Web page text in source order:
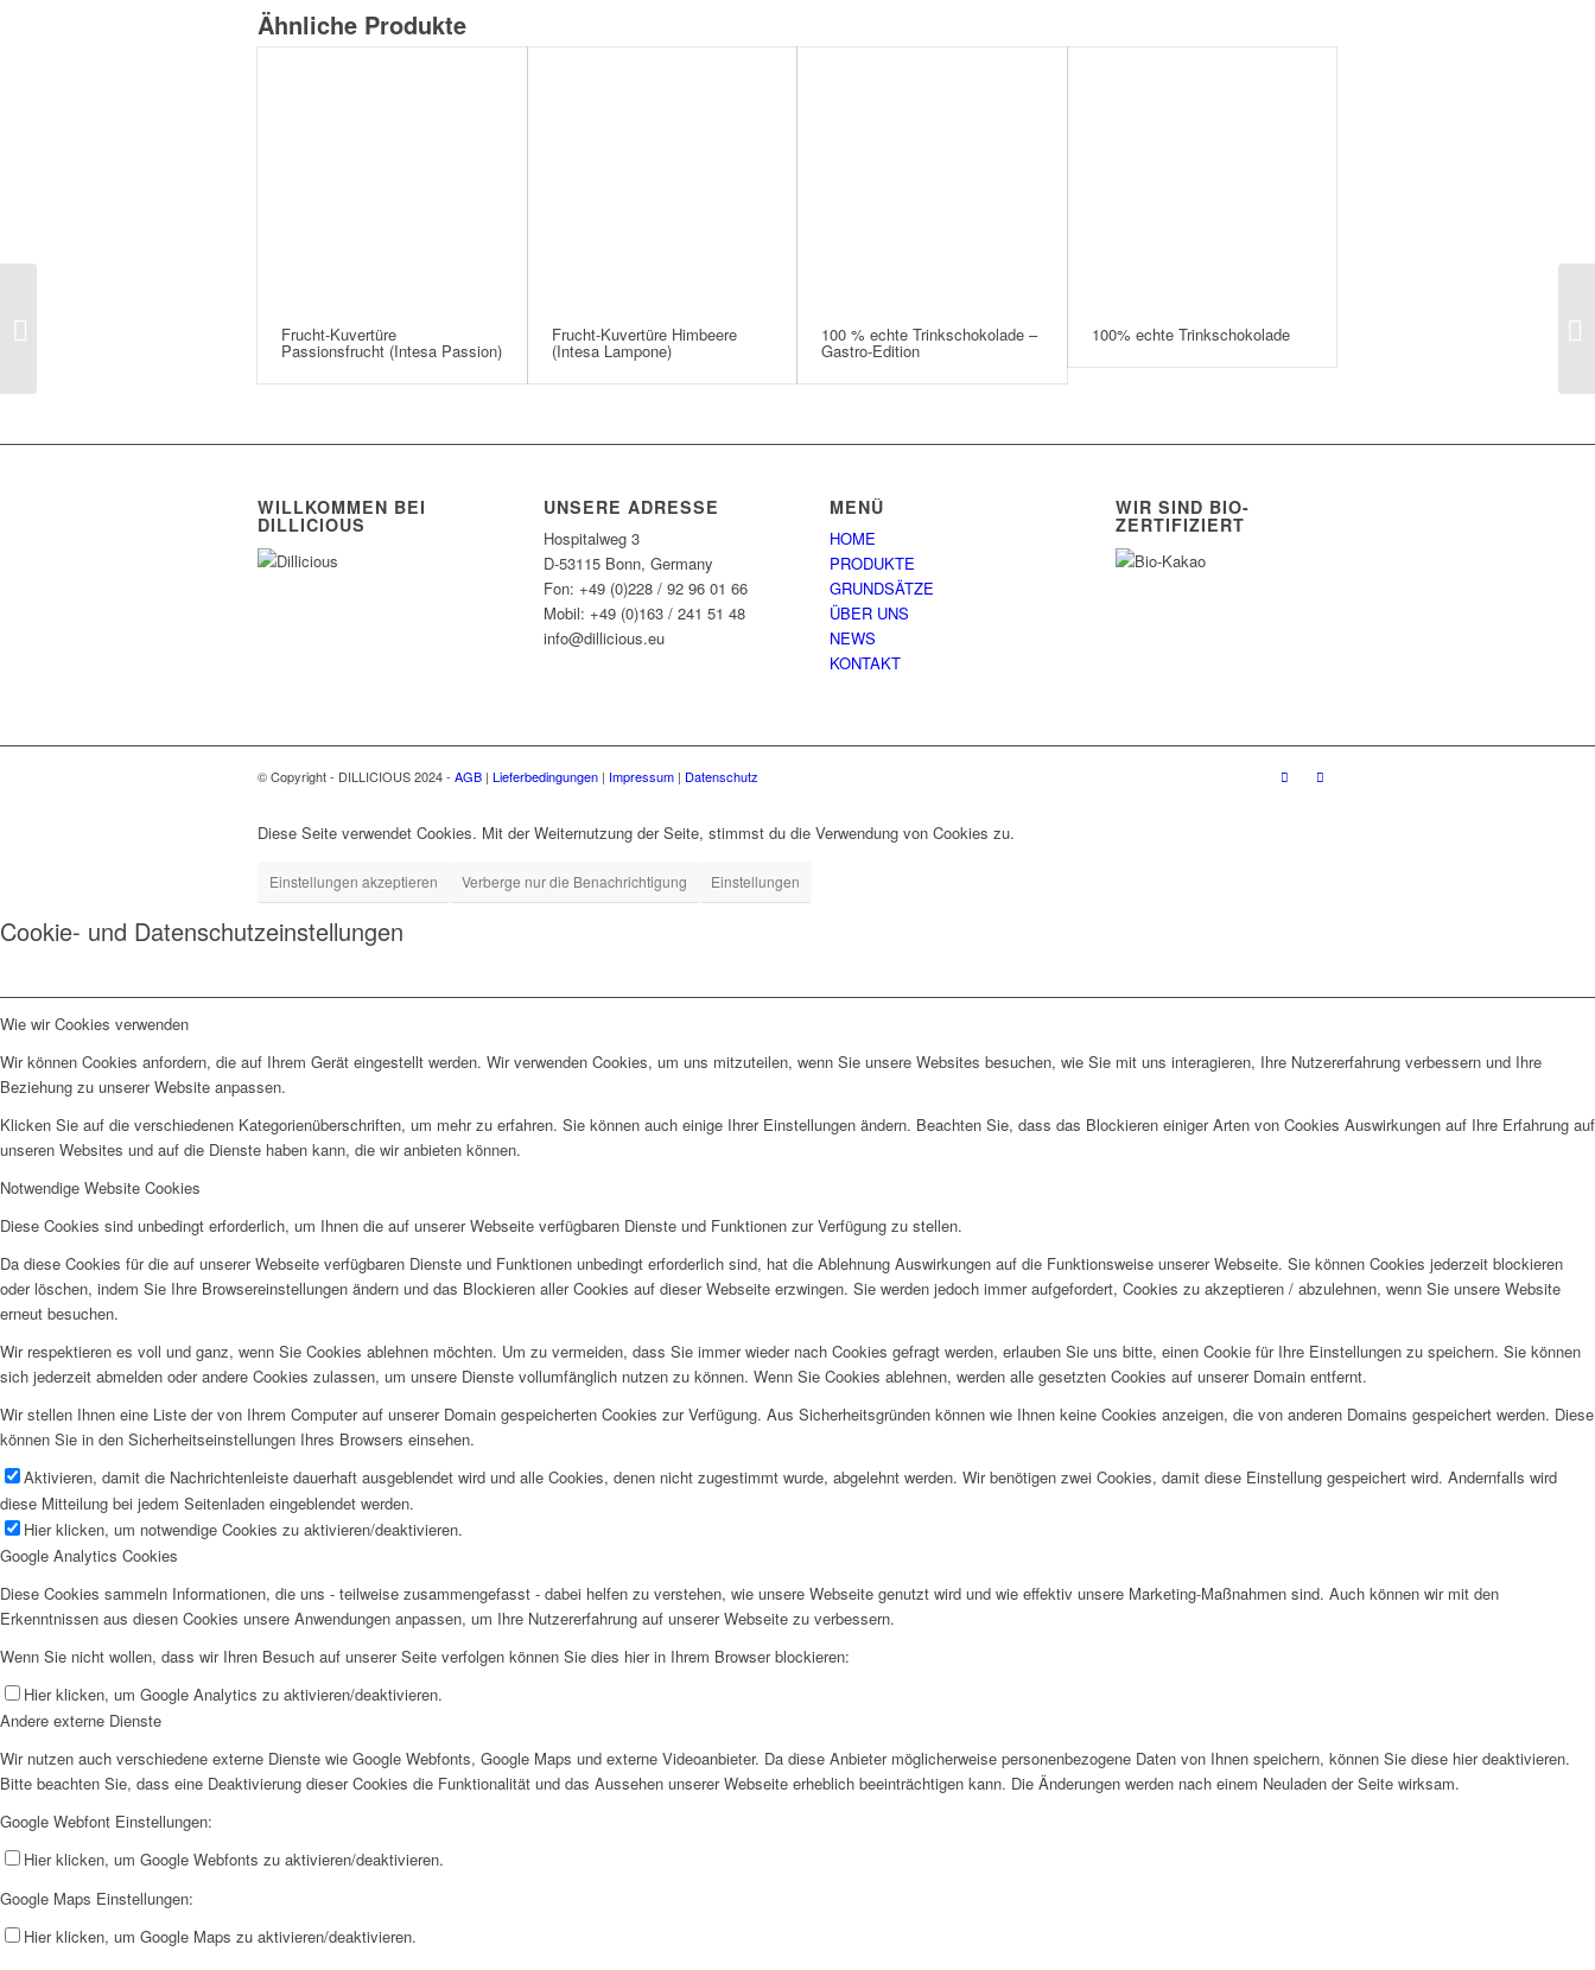
Ähnliche Produkte
Frucht-Kuvertüre
Passionsfrucht (Intesa Passion)
Frucht-Kuvertüre Himbeere
(Intesa Lampone)
100 % echte Trinkschokolade –
Gastro-Edition
100% echte Trinkschokolade
WILLKOMMEN BEI
DILLICIOUS
UNSERE ADRESSE
Hospitalweg 3
D-53115 Bonn, Germany
Fon: +49 (0)228 / 92 96 01 66
Mobil: +49 (0)163 / 241 51 48
info@dillicious.eu
MENÜ
HOME
PRODUKTE
GRUNDSÄTZE
ÜBER UNS
NEWS
KONTAKT
WIR SIND BIO-
ZERTIFIZIERT
© Copyright - DILLICIOUS 2024 - AGB | Lieferbedingungen | Impressum | Datenschutz
Diese Seite verwendet Cookies. Mit der Weiternutzung der Seite, stimmst du die Verwendung von Cookies zu.
Einstellungen akzeptieren Verberge nur die Benachrichtigung Einstellungen
Cookie- und Datenschutzeinstellungen
Wie wir Cookies verwenden
Wir können Cookies anfordern, die auf Ihrem Gerät eingestellt werden. Wir verwenden Cookies, um uns mitzuteilen, wenn Sie unsere Websites besuchen, wie Sie mit uns interagieren, Ihre Nutzererfahrung verbessern und Ihre
Beziehung zu unserer Website anpassen.
Klicken Sie auf die verschiedenen Kategorienüberschriften, um mehr zu erfahren. Sie können auch einige Ihrer Einstellungen ändern. Beachten Sie, dass das Blockieren einiger Arten von Cookies Auswirkungen auf Ihre Erfahrung auf
unseren Websites und auf die Dienste haben kann, die wir anbieten können.
Notwendige Website Cookies
Diese Cookies sind unbedingt erforderlich, um Ihnen die auf unserer Webseite verfügbaren Dienste und Funktionen zur Verfügung zu stellen.
Da diese Cookies für die auf unserer Webseite verfügbaren Dienste und Funktionen unbedingt erforderlich sind, hat die Ablehnung Auswirkungen auf die Funktionsweise unserer Webseite. Sie können Cookies jederzeit blockieren
oder löschen, indem Sie Ihre Browsereinstellungen ändern und das Blockieren aller Cookies auf dieser Webseite erzwingen. Sie werden jedoch immer aufgefordert, Cookies zu akzeptieren / abzulehnen, wenn Sie unsere Website
erneut besuchen.
Wir respektieren es voll und ganz, wenn Sie Cookies ablehnen möchten. Um zu vermeiden, dass Sie immer wieder nach Cookies gefragt werden, erlauben Sie uns bitte, einen Cookie für Ihre Einstellungen zu speichern. Sie können
sich jederzeit abmelden oder andere Cookies zulassen, um unsere Dienste vollumfänglich nutzen zu können. Wenn Sie Cookies ablehnen, werden alle gesetzten Cookies auf unserer Domain entfernt.
Wir stellen Ihnen eine Liste der von Ihrem Computer auf unserer Domain gespeicherten Cookies zur Verfügung. Aus Sicherheitsgründen können wie Ihnen keine Cookies anzeigen, die von anderen Domains gespeichert werden. Diese
können Sie in den Sicherheitseinstellungen Ihres Browsers einsehen.
Aktivieren, damit die Nachrichtenleiste dauerhaft ausgeblendet wird und alle Cookies, denen nicht zugestimmt wurde, abgelehnt werden. Wir benötigen zwei Cookies, damit diese Einstellung gespeichert wird. Andernfalls wird
diese Mitteilung bei jedem Seitenladen eingeblendet werden.
Hier klicken, um notwendige Cookies zu aktivieren/deaktivieren.
Google Analytics Cookies
Diese Cookies sammeln Informationen, die uns - teilweise zusammengefasst - dabei helfen zu verstehen, wie unsere Webseite genutzt wird und wie effektiv unsere Marketing-Maßnahmen sind. Auch können wir mit den
Erkenntnissen aus diesen Cookies unsere Anwendungen anpassen, um Ihre Nutzererfahrung auf unserer Webseite zu verbessern.
Wenn Sie nicht wollen, dass wir Ihren Besuch auf unserer Seite verfolgen können Sie dies hier in Ihrem Browser blockieren:
Hier klicken, um Google Analytics zu aktivieren/deaktivieren.
Andere externe Dienste
Wir nutzen auch verschiedene externe Dienste wie Google Webfonts, Google Maps und externe Videoanbieter. Da diese Anbieter möglicherweise personenbezogene Daten von Ihnen speichern, können Sie diese hier deaktivieren.
Bitte beachten Sie, dass eine Deaktivierung dieser Cookies die Funktionalität und das Aussehen unserer Webseite erheblich beeinträchtigen kann. Die Änderungen werden nach einem Neuladen der Seite wirksam.
Google Webfont Einstellungen:
Hier klicken, um Google Webfonts zu aktivieren/deaktivieren.
Google Maps Einstellungen:
Hier klicken, um Google Maps zu aktivieren/deaktivieren.